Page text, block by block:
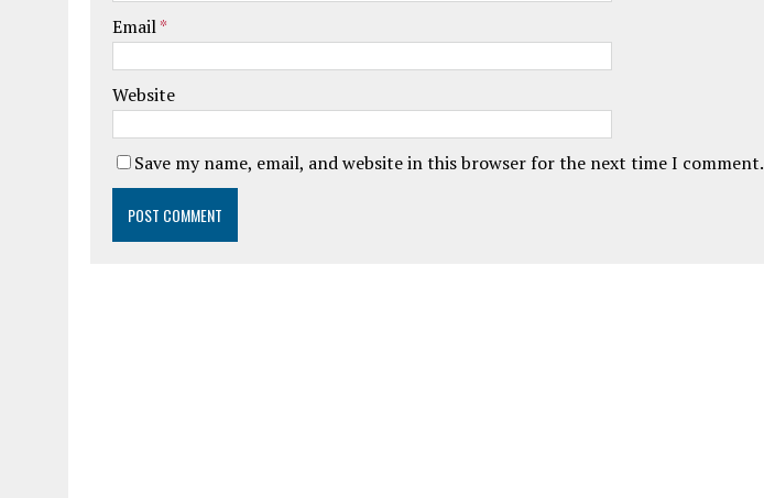
Email*
Website
Save my name, email, and website in this browser for the next time I comment.